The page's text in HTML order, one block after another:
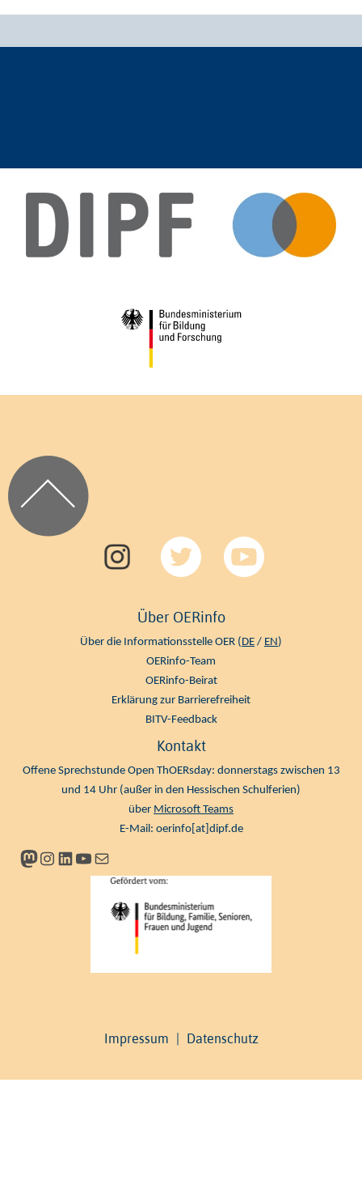
Über OERinfo
Über die Informationsstelle OER ( DE / EN )
OERinfo-Team
OERinfo-Beirat
Erklärung zur Barrierefreiheit
BITV-Feedback
Kontakt
Offene Sprechstunde Open ThOERsday: donnerstags zwischen 13
und 14 Uhr (außer in den Hessischen Schulferien)
über Microsoft Teams
E-Mail: oerinfo[at]dipf.de
Mastodon
Instagram
LinkedIn
YouTube
Newsletter
Impressum Datenschutz